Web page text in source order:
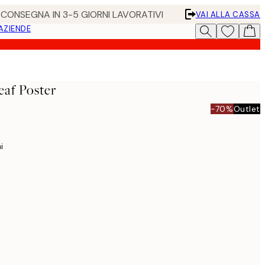
IN 3-5 GIORNI LAVORATIVI
VAI ALLA CASSA
Poster
-70%Outlet